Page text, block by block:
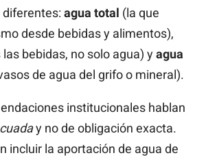
agua total (la que
desde bebidas y alimentos),
bebidas, no solo agua) y agua
de agua del grifo o mineral).
institucionales hablan
y no de obligación exacta.
incluir la aportación de agua de